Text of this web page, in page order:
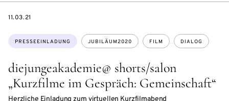
diejungeakademie@ shorts/salon
„Kurzfilme im Gespräch: Gemeinschaft“
Herzliche Einladung zum virtuellen Kurzfilmabend
Themen:
PRESSEEINLADUNG JUBILÄUM2020 FILM DIALOG
DATE
11.03.21